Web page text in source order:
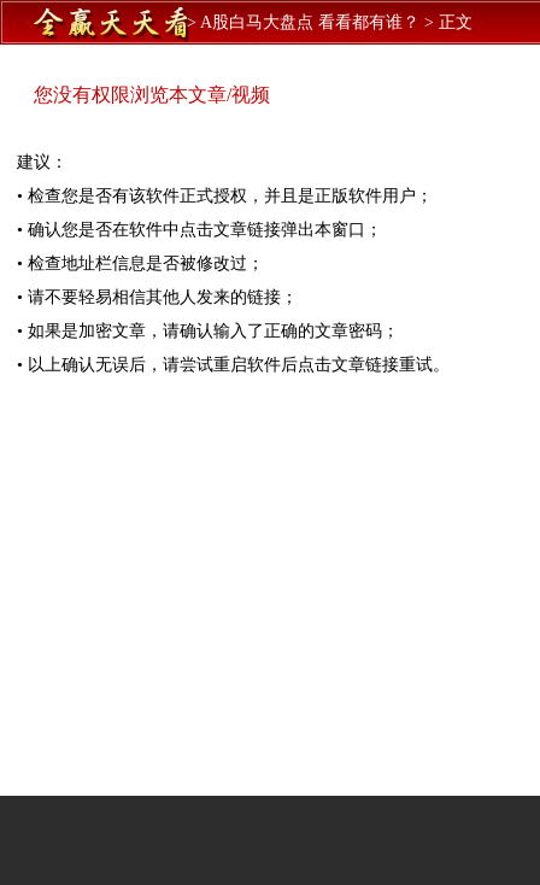
> A股白马大盘点 看看都有谁？ > 正文
您没有权限浏览本文章/视频
建议：
• 检查您是否有该软件正式授权，并且是正版软件用户；
• 确认您是否在软件中点击文章链接弹出本窗口；
• 检查地址栏信息是否被修改过；
• 请不要轻易相信其他人发来的链接；
• 如果是加密文章，请确认输入了正确的文章密码；
• 以上确认无误后，请尝试重启软件后点击文章链接重试。